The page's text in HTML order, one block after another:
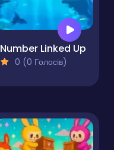
Number Linked Up
0 (0 Голосів)